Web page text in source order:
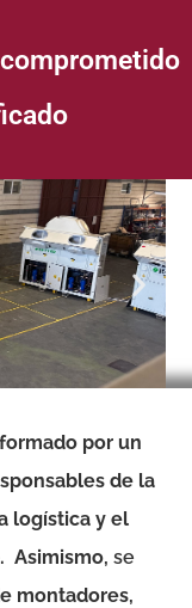
por un
de la
logística y el
Asimismo, se
montadores,